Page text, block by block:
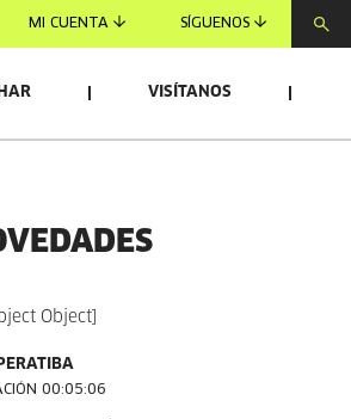
MI CUENTA SÍGUENOS
VISÍTANOS
00:05:06